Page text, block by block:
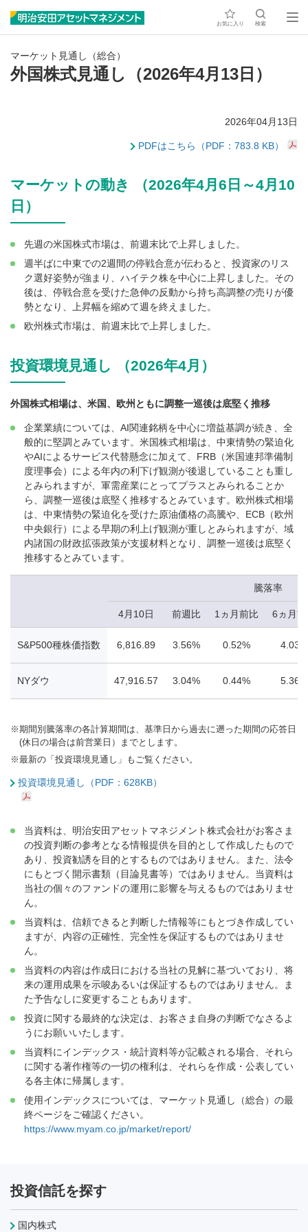
お気に入り 検索
マーケット見通し（総合）
外国株式見通し（2026年4月13日）
2026年04月13日
PDFはこちら（PDF：783.8 KB）
マーケットの動き （2026年4月6日～4月10
日）
先週の米国株式市場は、前週末比で上昇しました。
週半ばに中東での2週間の停戦合意が伝わると、投資家のリス
ク選好姿勢が強まり、ハイテク株を中心に上昇しました。その
後は、停戦合意を受けた急伸の反動から持ち高調整の売りが優
勢となり、上昇幅を縮めて週を終えました。
欧州株式市場は、前週末比で上昇しました。
投資環境見通し （2026年4月）
外国株式相場は、米国、欧州ともに調整一巡後は底堅く推移
企業業績については、AI関連銘柄を中心に増益基調が続き、全
般的に堅調とみています。米国株式相場は、中東情勢の緊迫化
やAIによるサービス代替懸念に加えて、FRB（米国連邦準備制
度理事会）による年内の利下げ観測が後退していることも重し
とみられますが、軍需産業にとってプラスとみられることか
ら、調整一巡後は底堅く推移するとみています。欧州株式相場
は、中東情勢の緊迫化を受けた原油価格の高騰や、ECB（欧州
中央銀行）による早期の利上げ観測が重しとみられますが、域
内諸国の財政拡張政策が支援材料となり、調整一巡後は底堅く
推移するとみています。
騰落率
4月10日 前週比 1ヵ月前比 6ヵ月
S&P500種株価指数 6,816.89 3.56% 0.52% 4.03%
NYダウ 47,916.57 3.04% 0.44% 5.36%
※期間別騰落率の各計算期間は、基準日から過去に遡った期間の応答日
(休日の場合は前営業日）までとします。
※最新の「投資環境見通し」もご覧ください。
投資環境見通し（PDF：628KB）
当資料は、明治安田アセットマネジメント株式会社がお客さま
の投資判断の参考となる情報提供を目的として作成したもので
あり、投資勧誘を目的とするものではありません。また、法令
にもとづく開示書類（目論見書等）ではありません。当資料は
当社の個々のファンドの運用に影響を与えるものではありませ
ん。
当資料は、信頼できると判断した情報等にもとづき作成してい
ますが、内容の正確性、完全性を保証するものではありませ
ん。
当資料の内容は作成日における当社の見解に基づいており、将
来の運用成果を示唆あるいは保証するものではありません。ま
た予告なしに変更することもあります。
投資に関する最終的な決定は、お客さま自身の判断でなさるよ
うにお願いいたします。
当資料にインデックス・統計資料等が記載される場合、それら
に関する著作権等の一切の権利は、それらを作成・公表してい
る各主体に帰属します。
使用インデックスについては、マーケット見通し（総合）の最
終ページをご確認ください。
https://www.myam.co.jp/market/report/
投資信託を探す
国内株式